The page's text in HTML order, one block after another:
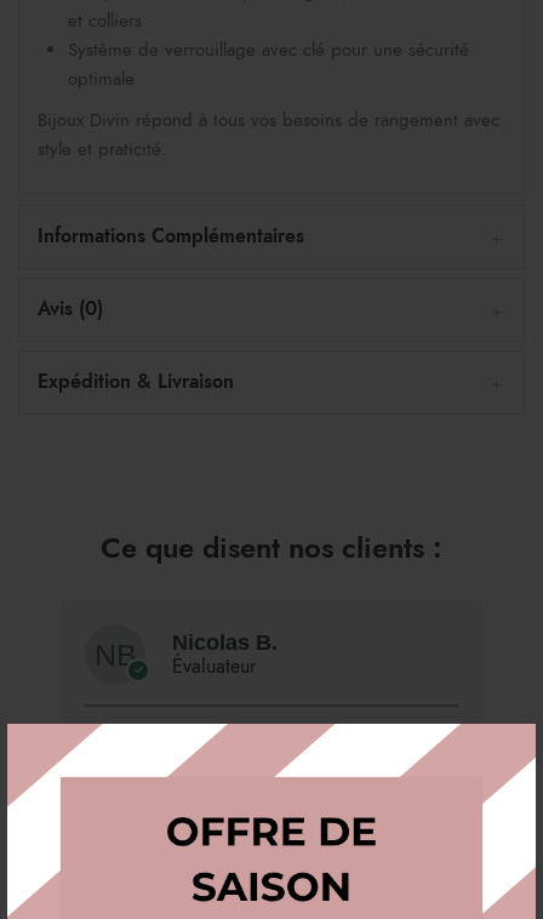
et colliers
Système de verrouillage avec clé pour une sécurité
optimale
Bijoux Divin répond à tous vos besoins de rangement avec
style et praticité.
Informations Complémentaires
Avis (0)
Expédition & Livraison
Ce que disent nos clients :
Nicolas B.
Évaluateur
Le coffret tient bien la montre sans jeu.
Il y a 2 ans